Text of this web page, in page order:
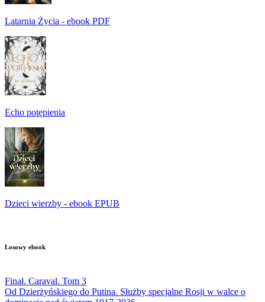
Latarnia Życia - ebook PDF
Echo potępienia
Dzieci wierzby - ebook EPUB
Losowy ebook
Finał. Caraval. Tom 3
Od Dzierżyńskiego do Putina. Służby specjalne Rosji w walce o